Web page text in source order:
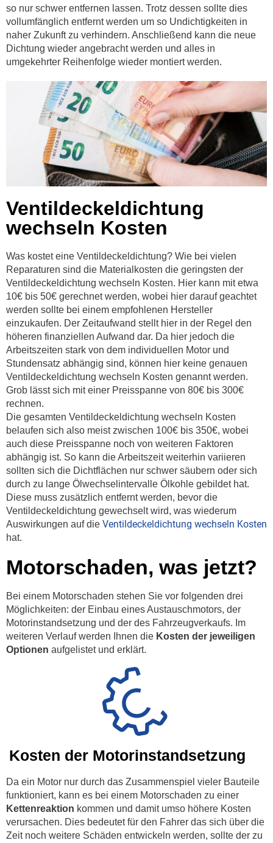
so nur schwer entfernen lassen. Trotz dessen sollte dies
vollumfänglich entfernt werden um so Undichtigkeiten in
naher Zukunft zu verhindern. Anschließend kann die neue
Dichtung wieder angebracht werden und alles in
umgekehrter Reihenfolge wieder montiert werden.
Ventildeckeldichtung
wechseln Kosten
Was kostet eine Ventildeckeldichtung? Wie bei vielen
Reparaturen sind die Materialkosten die geringsten der
Ventildeckeldichtung wechseln Kosten. Hier kann mit etwa
10€ bis 50€ gerechnet werden, wobei hier darauf geachtet
werden sollte bei einem empfohlenen Hersteller
einzukaufen. Der Zeitaufwand stellt hier in der Regel den
höheren finanziellen Aufwand dar. Da hier jedoch die
Arbeitszeiten stark von dem individuellen Motor und
Stundensatz abhängig sind, können hier keine genauen
Ventildeckeldichtung wechseln Kosten genannt werden.
Grob lässt sich mit einer Preisspanne von 80€ bis 300€
rechnen.
Die gesamten Ventildeckeldichtung wechseln Kosten
belaufen sich also meist zwischen 100€ bis 350€, wobei
auch diese Preisspanne noch von weiteren Faktoren
abhängig ist. So kann die Arbeitszeit weiterhin variieren
sollten sich die Dichtflächen nur schwer säubern oder sich
durch zu lange Ölwechselintervalle Ölkohle gebildet hat.
Diese muss zusätzlich entfernt werden, bevor die
Ventildeckeldichtung gewechselt wird, was wiederum
Auswirkungen auf die Ventildeckeldichtung wechseln Kosten
hat.
Motorschaden, was jetzt?
Bei einem Motorschaden stehen Sie vor folgenden drei
Möglichkeiten: der Einbau eines Austauschmotors, der
Motorinstandsetzung und der des Fahrzeugverkaufs. Im
weiteren Verlauf werden Ihnen die Kosten der jeweiligen
Optionen aufgelistet und erklärt.
Kosten der Motorinstandsetzung
Da ein Motor nur durch das Zusammenspiel vieler Bauteile
funktioniert, kann es bei einem Motorschaden zu einer
Kettenreaktion kommen und damit umso höhere Kosten
verursachen. Dies bedeutet für den Fahrer das sich über die
Zeit noch weitere Schäden entwickeln werden, sollte der zu